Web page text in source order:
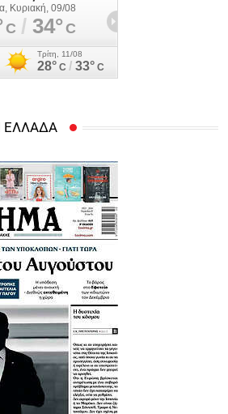
ΕΛΛΑΔΑ